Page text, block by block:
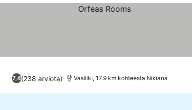
7,4(238 arviota) Vasiliki, 17.9 km kohteesta Nikiana